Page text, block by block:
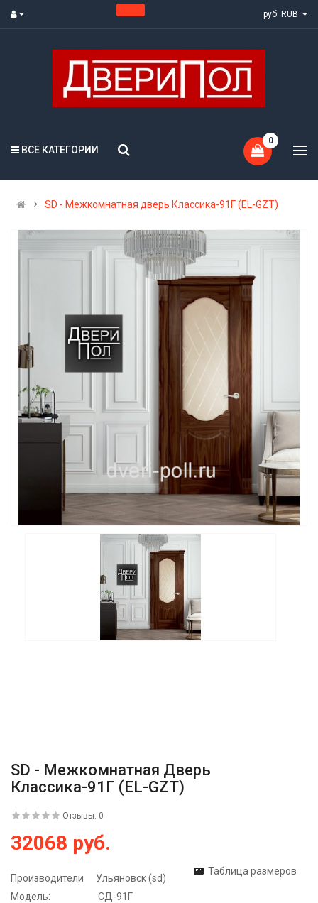
ВСЕ КАТЕГОРИИ
0
SD - Межкомнатная дверь Классика-91Г (EL-GZT)
SD - Межкомнатная Дверь
Классика-91Г (EL-GZT)
Отзывы: 0
32068 руб.
Производители
Ульяновск (sd)
Модель:
СД-91Г
Таблица размеров